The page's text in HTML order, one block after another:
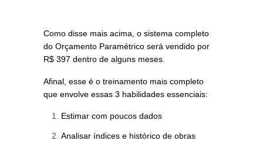
Como disse mais acima, o sistema completo
do Orçamento Paramétrico será vendido por
R$ 397 dentro de alguns meses.
Afinal, esse é o treinamento mais completo
que envolve essas 3 habilidades essenciais:
Estimar com poucos dados
Analisar índices e histórico de obras